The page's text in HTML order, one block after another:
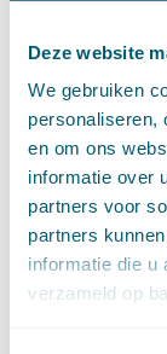
Deze website
We gebruiken
personaliseren,
en om ons
informatie over
partners voor
partners
informatie die u
verzameld op
juli (4)
juni (14)
mei (6)
april (11)
maart (14)
februari
januari (15)
►
2020
december
november